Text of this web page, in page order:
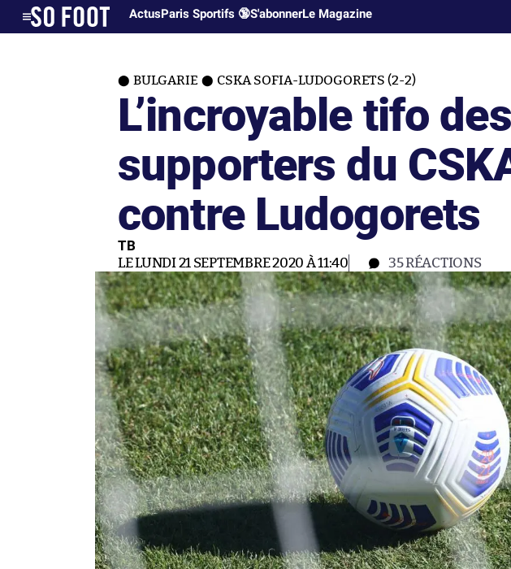
ActusParis Sportifs 🔞S'abonnerLe Magazine
BULGARIE CSKA SOFIA-LUDOGORETS (2-2)
L’incroyable tifo des
supporters du
contre Ludogorets
TB
LE LUNDI 21 SEPTEMBRE 2020 À 11:40 35RÉACTIONS